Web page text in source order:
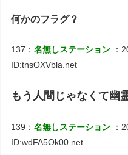
何かのフラグ？
137：名無しステーション
：
ID:tnsOXVbla.net
もう人間じゃなくて幽
139：名無しステーション
：
ID:wdFA5Ok00.net